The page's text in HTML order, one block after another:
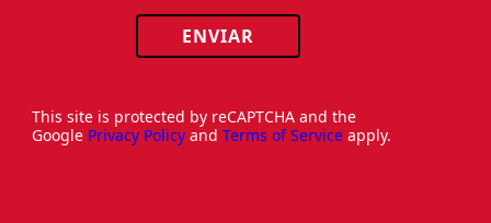
ENVIAR
This site is protected by reCAPTCHA and the
Google Privacy Policy and Terms of Service apply.